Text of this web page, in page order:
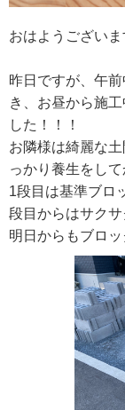
おはようございま
昨日ですが、午
き、お昼から施
した！！！
お隣様は綺麗な
っかり養生をし
1段目は基準ブロ
段目からはサクサ
明日からもブロ